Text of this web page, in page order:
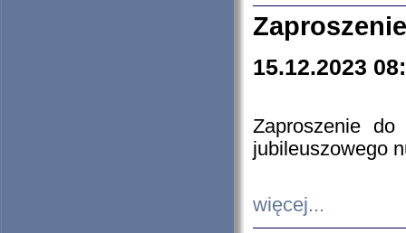
15.12.2023
Zaproszenie do
jubileuszowego
więcej...